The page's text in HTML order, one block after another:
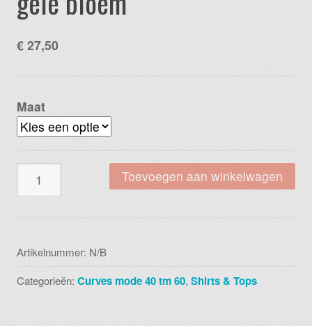
€ 27,50
Maat
gele
bloem
aantal
Toevoegen aan winkelwagen
Artikelnummer: N/B
Categorieën:Curves mode 40 tm 60,Shirts & Tops